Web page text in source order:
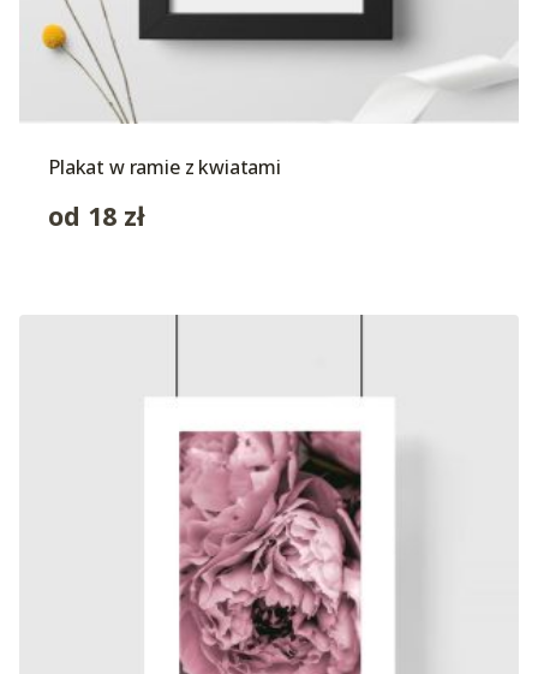
Plakat w ramie z kwiatami
od 18 zł